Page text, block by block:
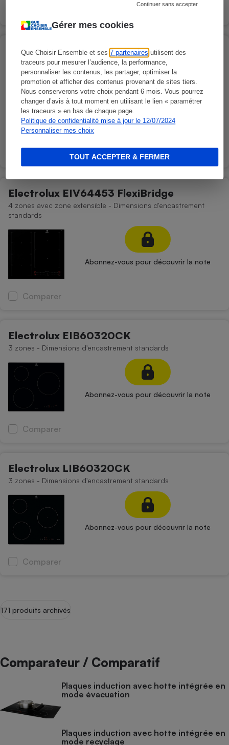
Gérer mes cookies
Que Choisir Ensemble et ses7 partenaires utilisent des
traceurs pour mesurer l’audience, la performance,
personnaliser les contenus, les partager, optimiser la
promotion et afficher des contenus provenant de sites tiers.
Nous conserverons votre choix pendant 6 mois. Vous pourrez
changer d’avis à tout moment en utilisant le lien « paramétrer
les traceurs » en bas de chaque page.
Politique de confidentialité mise à jour le 12/07/2024
Personnaliser mes choix
Continuer sans accepter
TOUT ACCEPTER & FERMER
Electrolux EIS62356IZ
3 zones avec zone extensible - Dimensions d'encastrement
standards
Abonnez-vous pour découvrir la note
Electrolux EIV64453 FlexiBridge
4 zones avec zone extensible - Dimensions d'encastrement
standards
Abonnez-vous pour découvrir la note
Comparer
Electrolux EIB60320CK
3 zones - Dimensions d'encastrement standards
Abonnez-vous pour découvrir la note
Comparer
Electrolux LIB60320CK
3 zones - Dimensions d'encastrement standards
Abonnez-vous pour découvrir la note
Comparer
171 produits archivés
Comparateur / Comparatif
Plaques induction avec hotte intégrée en
mode évacuation
Plaques induction avec hotte intégrée en
mode recyclage